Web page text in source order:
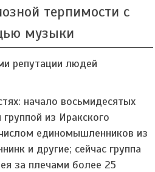
терпимости с
музыки
репутации людей
начало восьмидесятых
из Иракского
единомышленников из
и другие; сейчас группа
за плечами более 25